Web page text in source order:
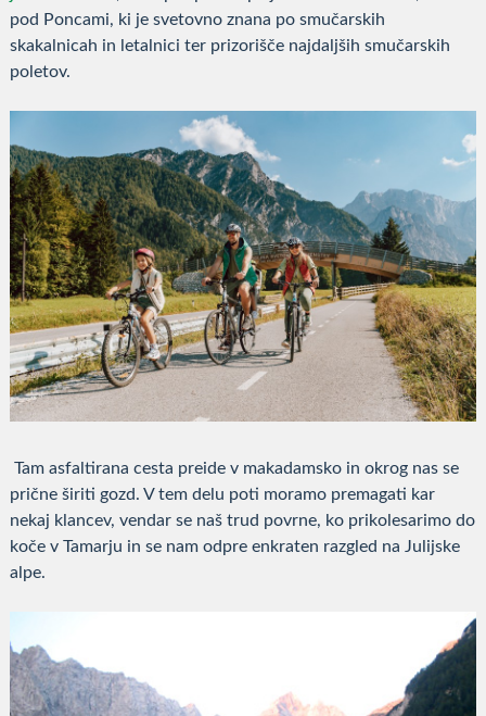
pod Poncami, ki je svetovno znana po smučarskih
skakalnicah in letalnici ter prizorišče najdaljših smučarskih
poletov.
Tam asfaltirana cesta preide v makadamsko in okrog nas se
prične širiti gozd. V tem delu poti moramo premagati kar
nekaj klancev, vendar se naš trud povrne, ko prikolesarimo do
koče v Tamarju in se nam odpre enkraten razgled na Julijske
alpe.